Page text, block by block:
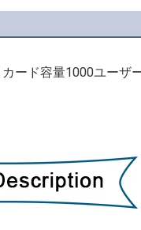
カード容量1000ユーザ